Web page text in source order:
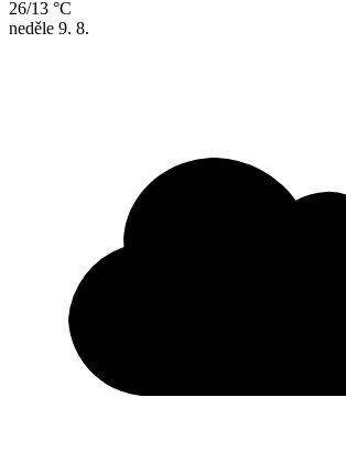
26/13 °C
neděle 9. 8.